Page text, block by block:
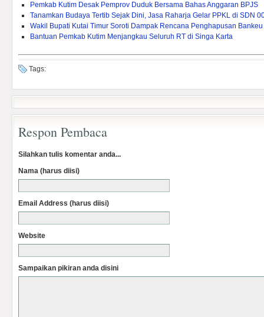
Pemkab Kutim Desak Pemprov Duduk Bersama Bahas Anggaran BPJS
Tanamkan Budaya Tertib Sejak Dini, Jasa Raharja Gelar PPKL di SDN
Wakil Bupati Kutai Timur Soroti Dampak Rencana Penghapusan
Bantuan Pemkab Kutim Menjangkau Seluruh RT di Singa Karta
Tags:
Respon Pembaca
Silahkan tulis komentar anda...
Nama (harus diisi)
Email Address (harus diisi)
Website
Sampaikan pikiran anda disini